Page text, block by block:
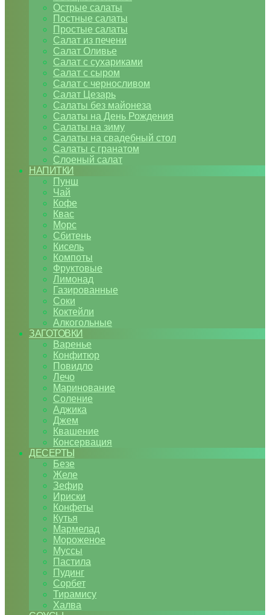
Острые салаты
Постные салаты
Простые салаты
Салат из печени
Салат Оливье
Салат с сухариками
Салат с сыром
Салат с черносливом
Салат Цезарь
Салаты без майонеза
Салаты на День Рождения
Салаты на зиму
Салаты на свадебный стол
Салаты с гранатом
Слоеный салат
НАПИТКИ
Пунш
Чай
Кофе
Квас
Морс
Сбитень
Кисель
Компоты
Фруктовые
Лимонад
Газированные
Соки
Коктейли
Алкогольные
ЗАГОТОВКИ
Варенье
Конфитюр
Повидло
Лечо
Маринование
Соление
Аджика
Джем
Квашение
Консервация
ДЕСЕРТЫ
Безе
Желе
Зефир
Ириски
Конфеты
Кутья
Мармелад
Мороженое
Муссы
Пастила
Пудинг
Сорбет
Тирамису
Халва